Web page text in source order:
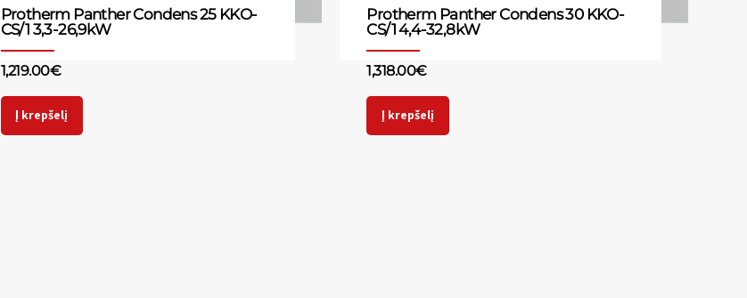
Protherm Panther Condens 25 KKO-
CS/1 3,3-26,9kW
1,219.00€
Į krepšelį
Protherm Panther Condens 30 KKO-
CS/1 4,4-32,8kW
1,318.00€
Į krepšelį